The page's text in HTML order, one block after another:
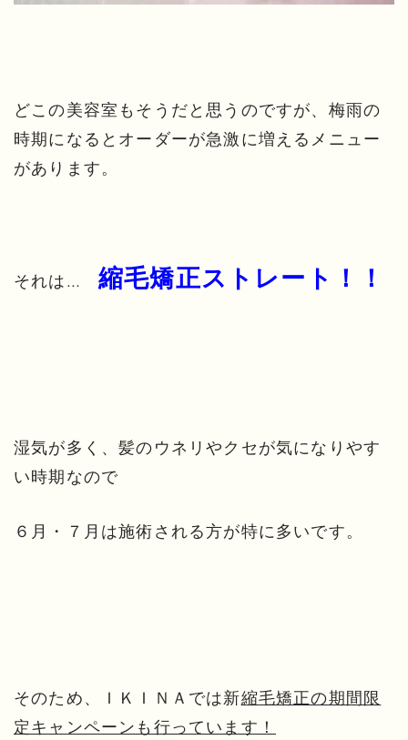
どこの美容室もそうだと思うのですが、梅雨の
時期になるとオーダーが急激に増えるメニュー
があります。
それは… 縮毛矯正ストレート！！
湿気が多く、髪のウネリやクセが気になりやす
い時期なので
６月・７月は施術される方が特に多いです。
そのため、ＩＫＩＮＡでは新縮毛矯正の期間限
定キャンペーンも行っています！